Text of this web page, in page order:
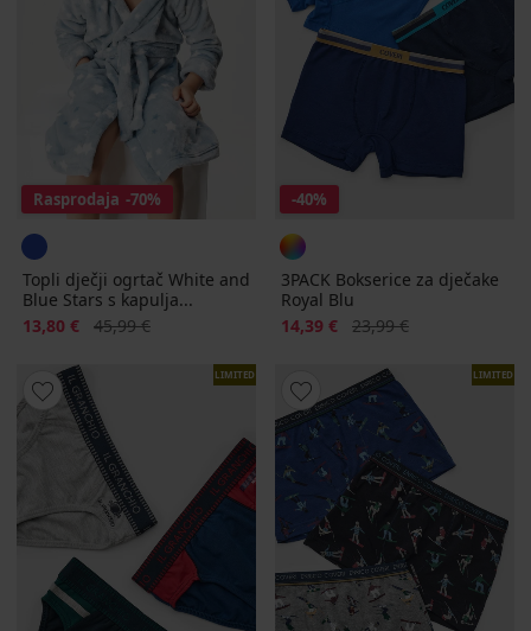
Rasprodaja -70%
Topli dječji ogrtač White and
Blue Stars s kapulja...
Popust
13,80 € Prvobitna cijena
45,99 €
-40%
3PACK Bokserice za dječake
Royal Blu
Popust
14,39 € Prvobitna cijena
23,99 €
LIMITED LIMITED